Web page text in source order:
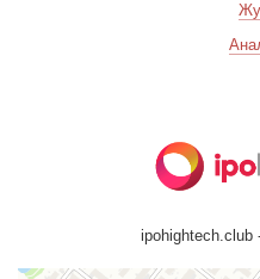
ipohightech.club